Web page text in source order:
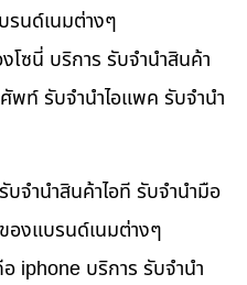
รนด์เนมต่างๆ
โซนี่ บริการ รับจำนำสินค้า
พท์ รับจำนำไอแพค รับจำนำ
จำนำสินค้าไอที รับจำนำมือ
องแบรนด์เนมต่างๆ
iphone บริการ รับจำนำ